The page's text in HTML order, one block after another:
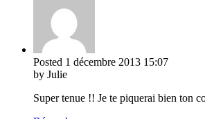
Posted 1 décembre 2013 15:07
by Julie
Super tenue !! Je te piquerai bien ton